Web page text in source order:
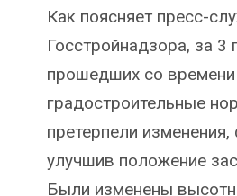
Как поясняет пресс-
Госстройнадзора, за 3
прошедших со времени
градостроительные
претерпели изменения,
улучшив положение
Были изменены